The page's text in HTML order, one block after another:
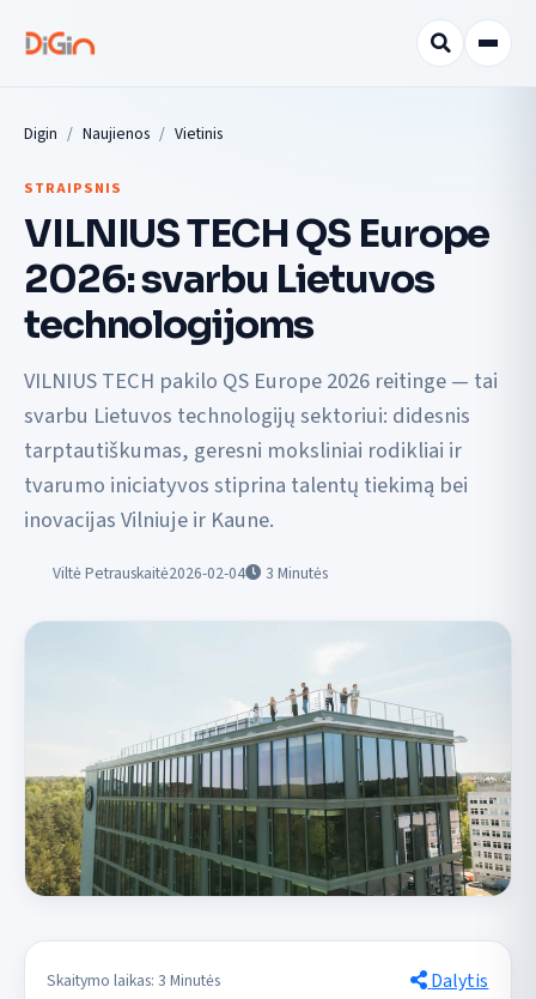
Digin Naujienos Vietinis
STRAIPSNIS
VILNIUS TECH QS Europe
2026: svarbu Lietuvos
technologijoms
VILNIUS TECH pakilo QS Europe 2026 reitinge — tai
svarbu Lietuvos technologijų sektoriui: didesnis
tarptautiškumas, geresni moksliniai rodikliai ir
tvarumo iniciatyvos stiprina talentų tiekimą bei
inovacijas Vilniuje ir Kaune.
Viltė Petrauskaitė2026-02-04 3 Minutės
Skaitymo laikas: 3 Minutės Dalytis